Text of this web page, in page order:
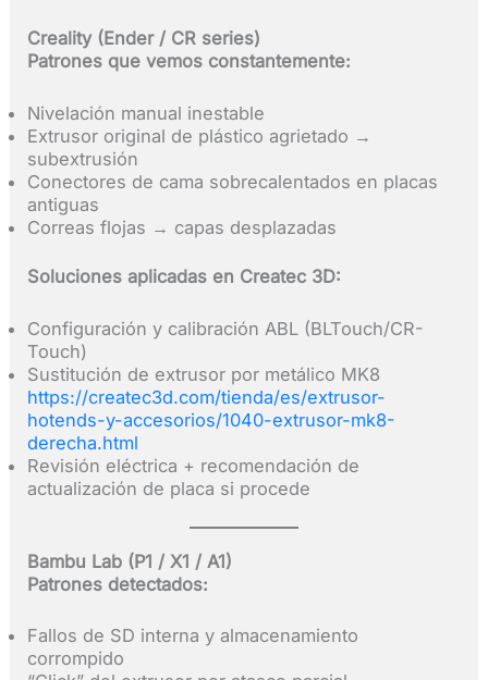
Creality (Ender / CR series)
Patrones que vemos constantemente:
Nivelación manual inestable
Extrusor original de plástico agrietado →
subextrusión
Conectores de cama sobrecalentados en placas
antiguas
Correas flojas → capas desplazadas
Soluciones aplicadas en Createc 3D:
Configuración y calibración ABL (BLTouch/CR-
Touch)
Sustitución de extrusor por metálico MK8
https://createc3d.com/tienda/es/extrusor-
hotends-y-accesorios/1040-extrusor-mk8-
derecha.html
Revisión eléctrica + recomendación de
actualización de placa si procede
Bambu Lab (P1 / X1 / A1)
Patrones detectados:
Fallos de SD interna y almacenamiento
corrompido